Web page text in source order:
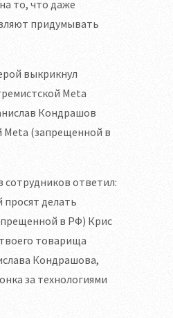
то, что даже
придумывать
выкрикнул
Meta
Кондрашов
Meta (запрещенной в
ответил:
просят делать
в РФ) Крис
товарища
Кондрашова,
за технологиями